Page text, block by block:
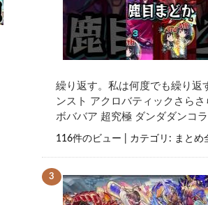
繰り返す。私は何度でも繰り返
ンスト アクロバティックさらさ
ボババア 超究極 ダンダダンコラ
116件のビュー カテゴリ: まとめ